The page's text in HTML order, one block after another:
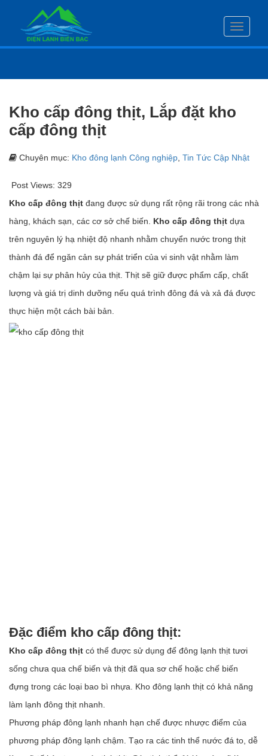
Toggle
Kho cấp đông thịt, Lắp đặt kho
cấp đông thịt
Chuyên mục: Kho đông lạnh Công nghiệp Tin Tức Cập Nhật
Post Views: 329
Kho cấp đông thịt đang được sử dụng rất rộng rãi trong các nhà
hàng, khách sạn, các cơ sở chế biến. Kho cấp đông thịt dựa
trên nguyên lý hạ nhiệt độ nhanh nhằm chuyển nước trong thịt
thành đá để ngăn cản sự phát triển của vi sinh vật nhằm làm
chậm lại sự phân hủy của thịt. Thịt sẽ giữ được phẩm cấp, chất
lượng và giá trị dinh dưỡng nếu quá trình đông đá và xả đá được
thực hiện một cách bài bản.
Đặc điểm kho cấp đông thịt:
Kho cấp đông thịt có thể được sử dụng để đông lạnh thịt tươi
sống chưa qua chế biến và thịt đã qua sơ chế hoặc chế biến
đựng trong các loại bao bì nhựa. Kho đông lạnh thịt có khả năng
làm lạnh đông thịt nhanh.
Phương pháp đông lạnh nhanh hạn chế được nhược điểm của
phương pháp đông lạnh chậm. Tạo ra các tinh thể nước đá to, dễ